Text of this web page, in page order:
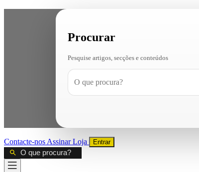
Procurar
Pesquise artigos, secções e conteúdos
Contacte-nos AssinarLoja Entrar